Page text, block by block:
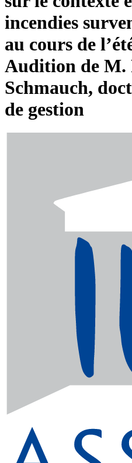
incendies
au cours de
Audition de M.
Schmauch,
de gestion